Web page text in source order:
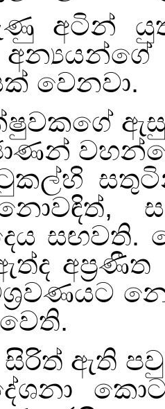
අටින් යුත්
වෙනවා.
,
සඟවති.
අප්‍රණීත
සිරිත් ඇති